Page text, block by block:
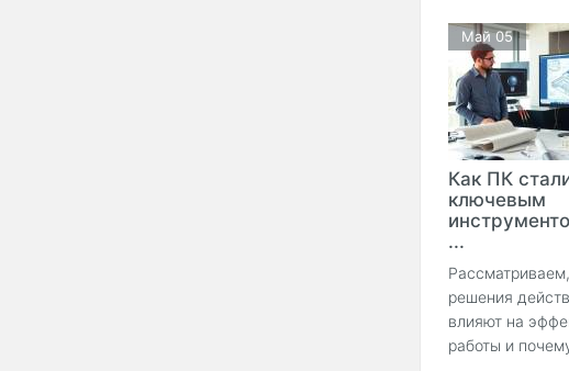
Май 05
Как ПК
ключевым
...
решения
влияют на
работы и